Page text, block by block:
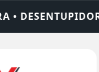
DE